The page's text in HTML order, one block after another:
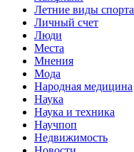
Летние виды спорта
Личный счет
Люди
Места
Мнения
Мода
Народная медицина
Наука
Наука и техника
Научпоп
Недвижимость